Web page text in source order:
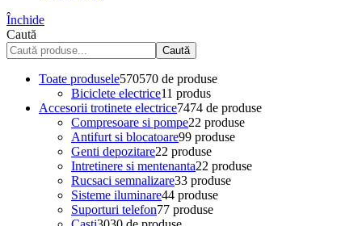
Închide
Caută
Caută
Toate produsele570570 de produse
Biciclete electrice11 produs
Accesorii trotinete electrice7474 de produse
Compresoare si pompe22 produse
Antifurt si blocatoare99 produse
Genti depozitare22 produse
Intretinere si mentenanta22 produse
Rucsaci semnalizare33 produse
Sisteme iluminare44 produse
Suporturi telefon77 produse